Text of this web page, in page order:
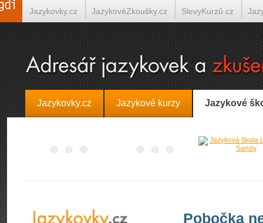
Jazykovky.cz Jazykové kurzy Jazykové
Pobočka
Jazykovky.cz JazykovéZkoušky.cz SlevyKurzů.cz
Španělština on-line Italština on-line Tlumočení-